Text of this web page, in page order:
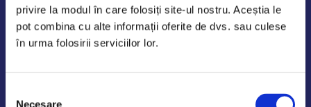
privire la modul în care folosiți site-ul nostru. Aceștia le
pot combina cu alte informații oferite de dvs. sau culese
în urma folosirii serviciilor lor.
Necesare
Luni - Vineri: 09:00-18:00
Sambata - Duminica: 10:00-14:00